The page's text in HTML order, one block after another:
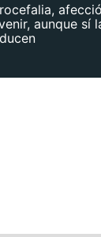
aunque sí